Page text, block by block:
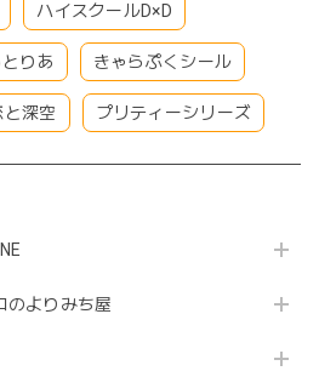
ハイスクールD×D
りあ きゃらぷくシール
と深空 プリティーシリーズ
のよりみち屋